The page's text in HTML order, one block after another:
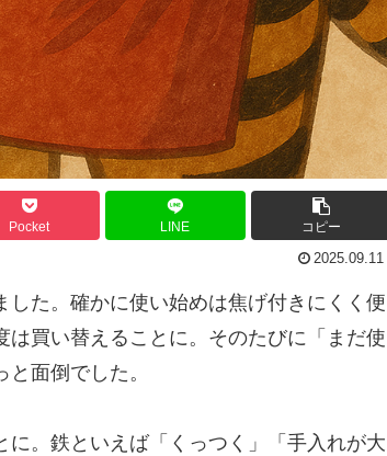
Pocket LINE コピー
2025.09.11
た。確かに使い始めは焦げ付きにくく便
買い替えることに。そのたびに「まだ使
面倒でした。
。鉄といえば「くっつく」「手入れが大